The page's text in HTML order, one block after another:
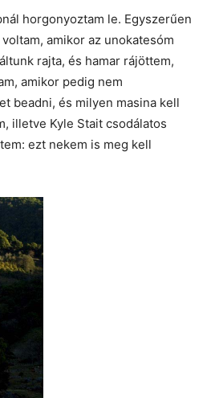
horgonyoztam le. Egyszerűen
amikor az unokatesóm
rajta, és hamar rájöttem,
amikor pedig nem
beadni, és milyen masina kell
illetve Kyle Stait csodálatos
ezt nekem is meg kell